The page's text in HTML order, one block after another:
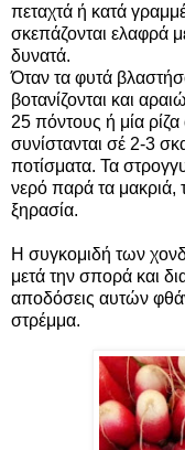
πεταχτά ή κατά
σκεπάζονται ελαφρά
δυνατά.
Όταν τα φυτά
βοτανίζονται και
25 πόντους ή μία
συνίστανται σέ 2-3
ποτίσματα. Τα
νερό παρά τα μακριά,
ξηρασία.
Η συγκομιδή των
μετά την σπορά και
αποδόσεις αυτών
στρέμμα.